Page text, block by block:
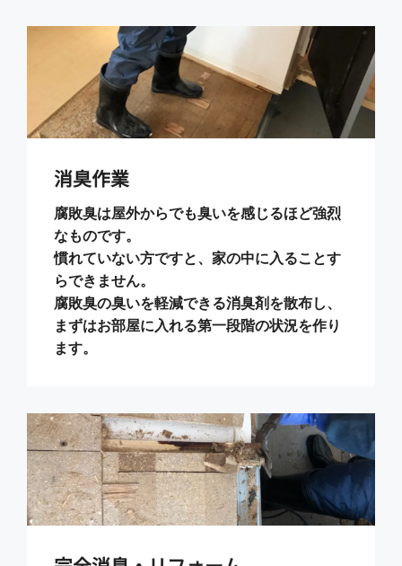
消臭作業
腐敗臭は屋外からでも臭いを感じるほど強烈
なものです。
慣れていない方ですと、家の中に入ることす
らできません。
腐敗臭の臭いを軽減できる消臭剤を散布し、
まずはお部屋に入れる第一段階の状況を作り
ます。